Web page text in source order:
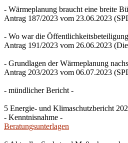
- Wärmeplanung braucht eine breite
Antrag 187/2023 vom 23.06.2023
- Wo war die
Antrag 191/2023 vom 26.06.2023
- Grundlagen der Wärmeplanung
Antrag 203/2023 vom 06.07.2023
- mündlicher Bericht -
5 Energie- und Klimaschutzbericht
- Kenntnisnahme -
Beratungsunterlagen